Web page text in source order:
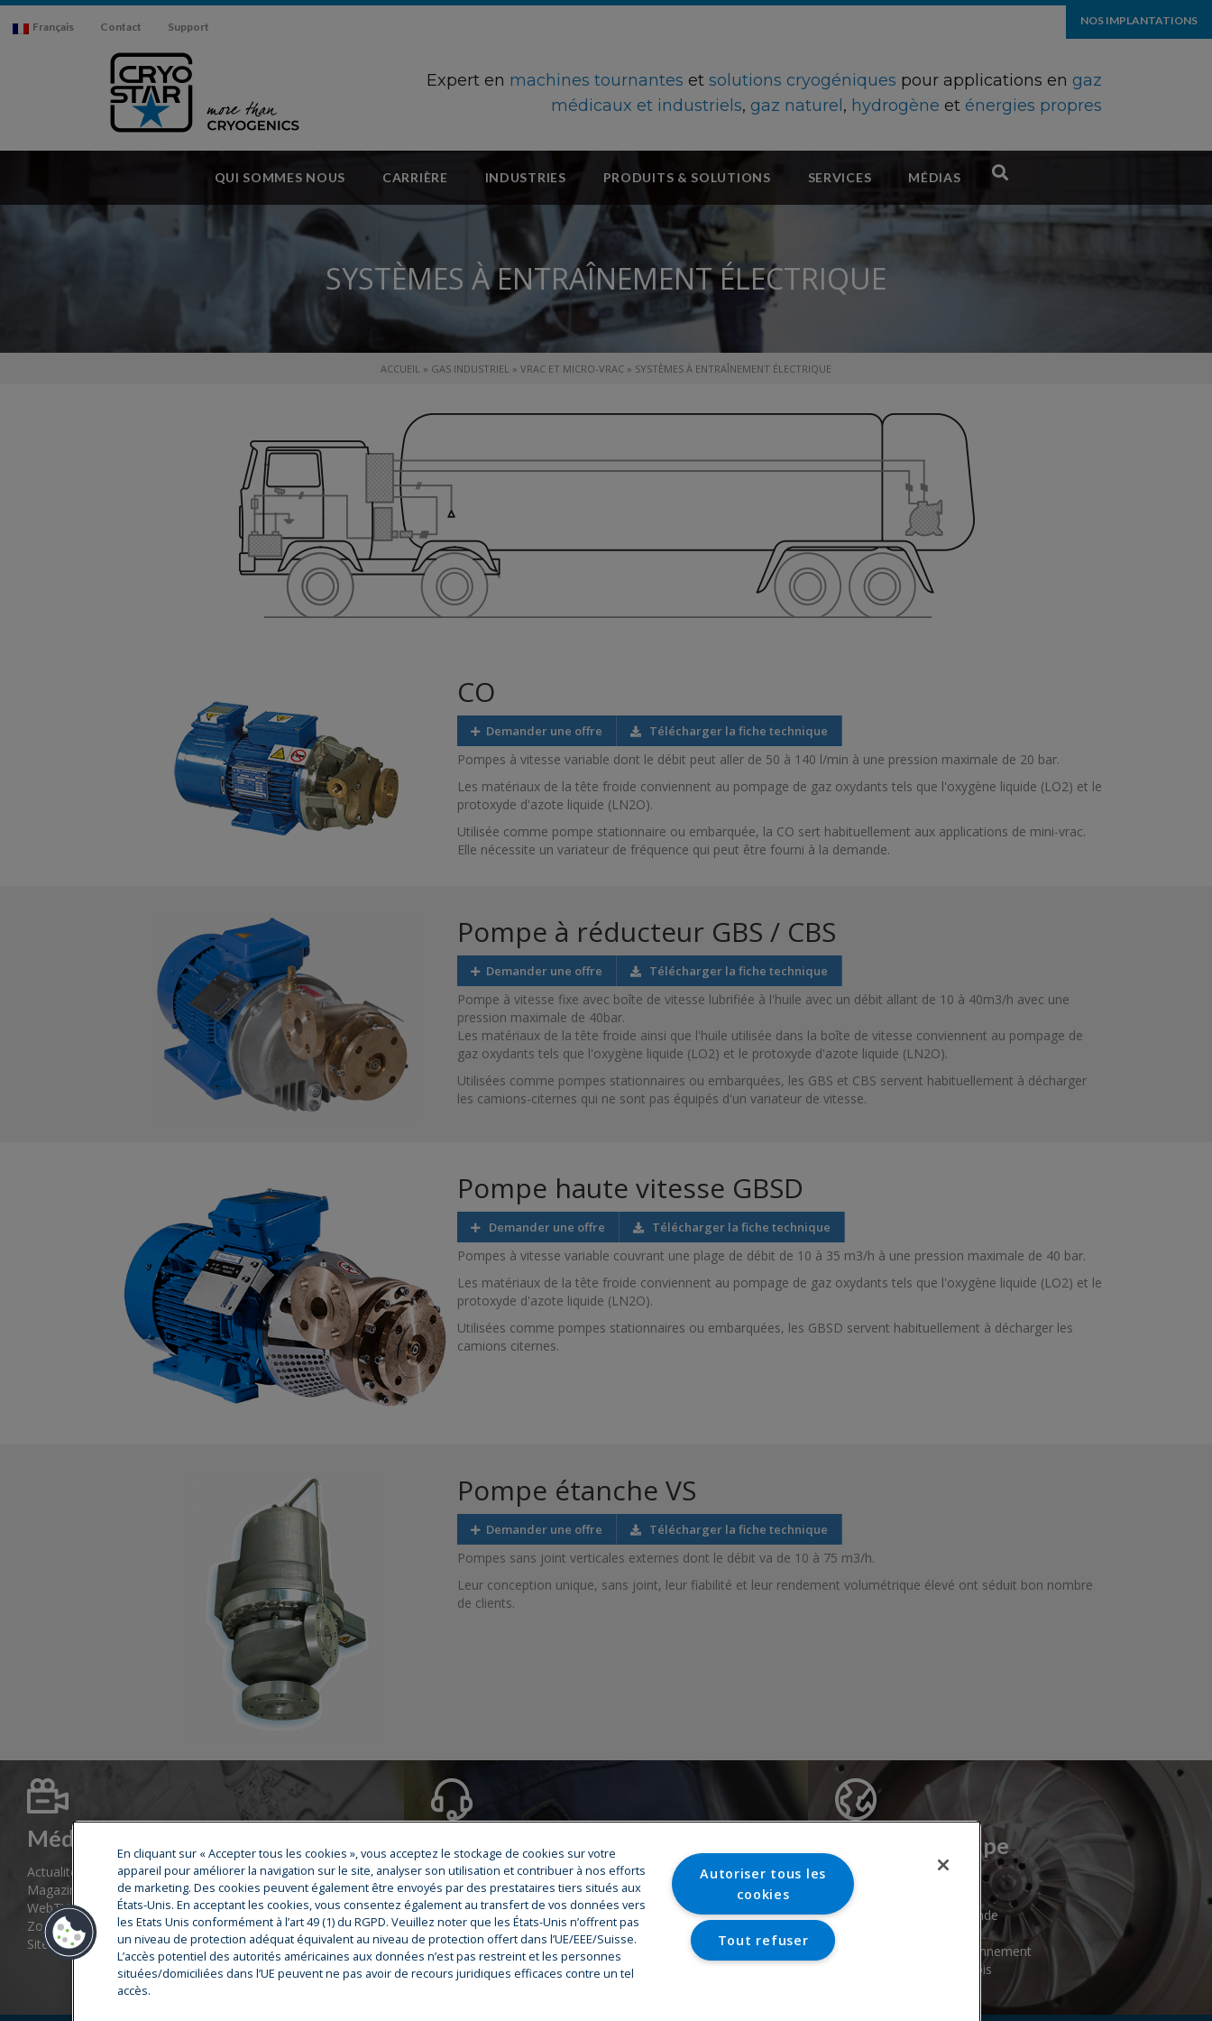
Français Contact Support NOS IMPLANTATIONS
Expert en machines tournantes etsolutions cryogéniques pour applications en gaz
médicaux et industriels, gaz naturel, hydrogène et énergies propres
QUI SOMMES NOUS CARRIÈRE INDUSTRIES PRODUITS & SOLUTIONS SERVICES MÉDIAS
SYSTÈMES À ENTRAÎNEMENT ÉLECTRIQUE
ACCUEIL » GAS INDUSTRIEL » VRAC ET MICRO-VRAC » SYSTÈMES À ENTRAÎNEMENT ÉLECTRIQUE
CO
Demander une offre Télécharger la fiche technique
Pompes à vitesse variable dont le débit peut aller de 50 à 140 l/min à une pression maximale de 20 bar.
Les matériaux de la tête froide conviennent au pompage de gaz oxydants tels que l'oxygène liquide (LO2) et le
protoxyde d'azote liquide (LN2O).
Utilisée comme pompe stationnaire ou embarquée, la CO sert habituellement aux applications de mini-vrac.
Elle nécessite un variateur de fréquence qui peut être fourni à la demande.
Pompe à réducteur GBS / CBS
Demander une offre Télécharger la fiche technique
Pompe à vitesse fixe avec boîte de vitesse lubrifiée à l'huile avec un débit allant de 10 à 40m3/h avec une
pression maximale de 40bar.
Les matériaux de la tête froide ainsi que l'huile utilisée dans la boîte de vitesse conviennent au pompage de
gaz oxydants tels que l'oxygène liquide (LO2) et le protoxyde d'azote liquide (LN2O).
Utilisées comme pompes stationnaires ou embarquées, les GBS et CBS servent habituellement à décharger
les camions-citernes qui ne sont pas équipés d'un variateur de vitesse.
Pompe haute vitesse GBSD
Demander une offre Télécharger la fiche technique
Pompes à vitesse variable couvrant une plage de débit de 10 à 35 m3/h à une pression maximale de 40 bar.
Les matériaux de la tête froide conviennent au pompage de gaz oxydants tels que l'oxygène liquide (LO2) et le
protoxyde d'azote liquide (LN2O).
Utilisées comme pompes stationnaires ou embarquées, les GBSD servent habituellement à décharger les
camions citernes.
Pompe étanche VS
Demander une offre Télécharger la fiche technique
Pompes sans joint verticales externes dont le débit va de 10 à 75 m3/h.
Leur conception unique, sans joint, leur fiabilité et leur rendement volumétrique élevé ont séduit bon nombre
de clients.
Médias
Actualités
Magazine Cryostar
WebTV
Zone de téléchargement
Sites web groupe
Service
Hotline
Centre de formation
Pièces de rechange
Réparation & Maintenance
Assistance au démarrage
Centres de service
Cryostar Groupe
Notre histoire
Nos valeurs
Cryostar à travers le monde
Hygiène, Sécurité, environnement
Carrière & offres d'emplois
En cliquant sur « Accepter tous les cookies », vous acceptez le stockage de cookies sur votre
appareil pour améliorer la navigation sur le site, analyser son utilisation et contribuer à nos efforts
de marketing. Des cookies peuvent également être envoyés par des prestataires tiers situés aux
États-Unis. En acceptant les cookies, vous consentez également au transfert de vos données vers
les Etats Unis conformément à l’art 49 (1) du RGPD. Veuillez noter que les États-Unis n’offrent pas
un niveau de protection adéquat équivalent au niveau de protection offert dans l’UE/EEE/Suisse.
L’accès potentiel des autorités américaines aux données n’est pas restreint et les personnes
situées/domiciliées dans l’UE peuvent ne pas avoir de recours juridiques efficaces contre un tel
accès.
Autoriser tous les
cookies
Tout refuser